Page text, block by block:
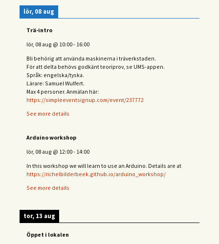
lör, 08 aug
Trä-intro
lör, 08 aug @ 10:00- 16:00
Bli behörig att använda maskinerna i träverkstaden.
För att delta behövs godkänt teoriprov, se UMS-appen.
Språk: engelska/tyska.
Lärare: Samuel Wulfert.
Max 4 personer. Anmälan här:
https://simpleeventsignup.com/event/237772
See more details
Arduino workshop
lör, 08 aug @ 12:00- 14:00
In this workshop we will learn to use an Arduino. Details are at
https://richelbilderbeek.github.io/arduino_workshop/
See more details
tor, 13 aug
Öppet i lokalen